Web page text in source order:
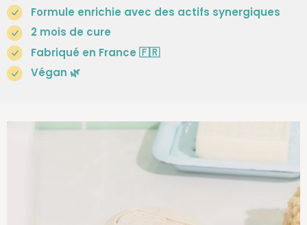
Formule enrichie avec des actifs synergiques
2 mois de cure
Fabriqué en France 🇫🇷
Végan 🌿